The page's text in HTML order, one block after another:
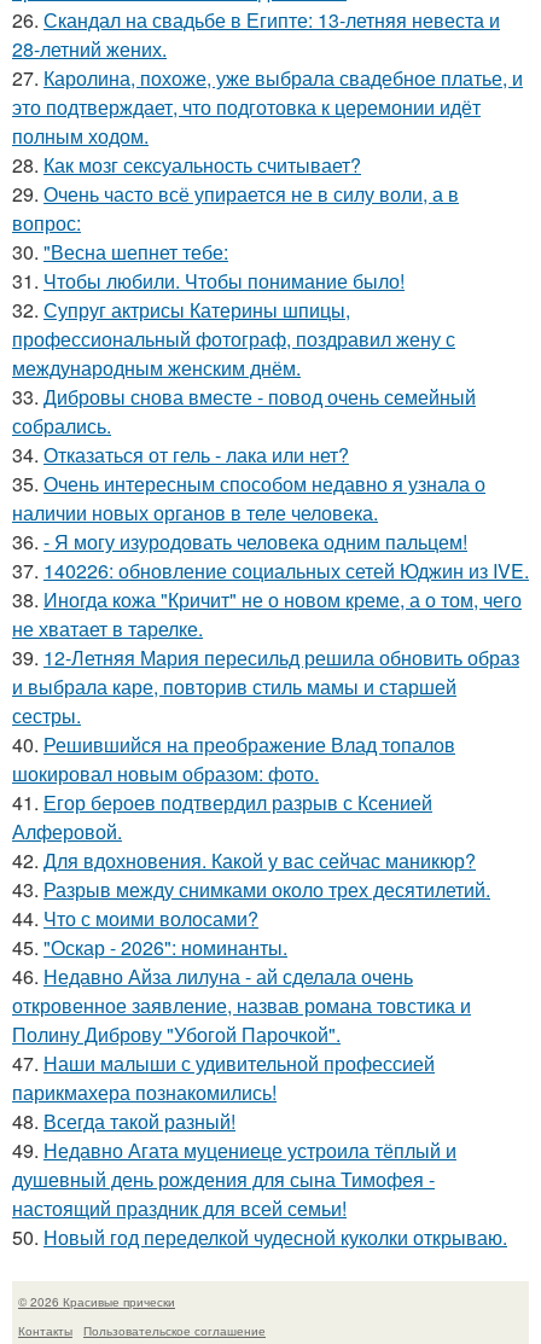
26. Скандал на свадьбе в Египте: 13-летняя невеста и
28-летний жених.
27. Каролина, похоже, уже выбрала свадебное платье, и
это подтверждает, что подготовка к церемонии идёт
полным ходом.
28. Как мозг сексуальность считывает?
29. Очень часто всё упирается не в силу воли, а в
вопрос:
30. "Весна шепнет тебе:
31. Чтобы любили. Чтобы понимание было!
32. Супруг актрисы Катерины шпицы,
профессиональный фотограф, поздравил жену с
международным женским днём.
33. Дибровы снова вместе - повод очень семейный
собрались.
34. Отказаться от гель - лака или нет?
35. Очень интересным способом недавно я узнала о
наличии новых органов в теле человека.
36. - Я могу изуродовать человека одним пальцем!
37. 140226: обновление социальных сетей Юджин из IVE.
38. Иногда кожа "Кричит" не о новом креме, а о том, чего
не хватает в тарелке.
39. 12-Летняя Мария пересильд решила обновить образ
и выбрала каре, повторив стиль мамы и старшей
сестры.
40. Решившийся на преображение Влад топалов
шокировал новым образом: фото.
41. Егор бероев подтвердил разрыв с Ксенией
Алферовой.
42. Для вдохновения. Какой у вас сейчас маникюр?
43. Разрыв между снимками около трех десятилетий.
44. Что с моими волосами?
45. "Оскар - 2026": номинанты.
46. Недавно Айза лилуна - ай сделала очень
откровенное заявление, назвав романа товстика и
Полину Диброву "Убогой Парочкой".
47. Наши малыши с удивительной профессией
парикмахера познакомились!
48. Всегда такой разный!
49. Недавно Агата муцениеце устроила тёплый и
душевный день рождения для сына Тимофея -
настоящий праздник для всей семьи!
50. Новый год переделкой чудесной куколки открываю.
© 2026 Красивые прически
Контакты
Пользовательское соглашение